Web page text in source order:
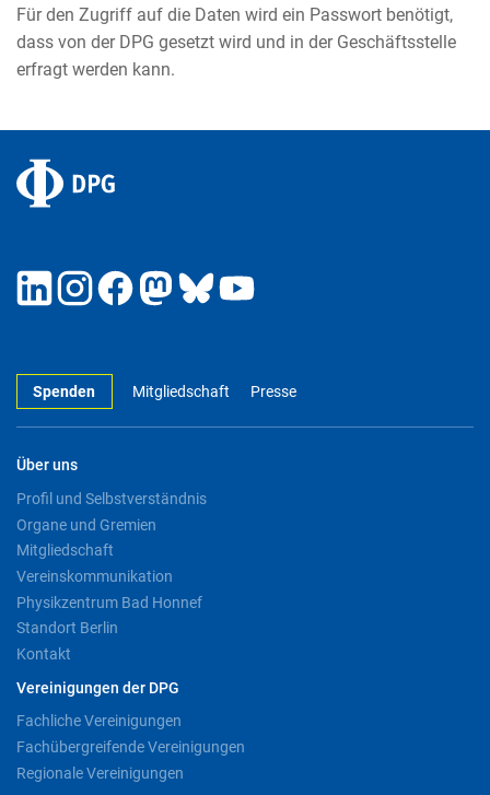
Für den Zugriff auf die Daten wird ein Passwort benötigt,
dass von der DPG gesetzt wird und in der Geschäftsstelle
erfragt werden kann.
Spenden Mitgliedschaft Presse
Über uns
Profil und Selbstverständnis
Organe und Gremien
Mitgliedschaft
Vereinskommunikation
Physikzentrum Bad Honnef
Standort Berlin
Kontakt
Vereinigungen der DPG
Fachliche Vereinigungen
Fachübergreifende Vereinigungen
Regionale Vereinigungen